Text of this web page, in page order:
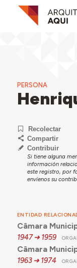
PERSONA
Recolectar
Compartir
Contribuir
Si tiene alguna
información
este registro, por
envíenos su
ENTIDAD
Câmara
1947
1959
Câmara
1963
1974